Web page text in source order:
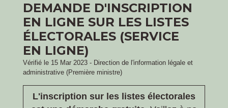
DEMANDE D'INSCRIPTION
EN LIGNE SUR LES LISTES
ÉLECTORALES (SERVICE
EN LIGNE)
Vérifié le 15 Mar 2023 - Direction de l'information légale et
administrative (Première ministre)
L'inscription sur les listes électorales